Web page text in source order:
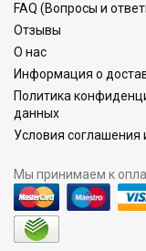
FAQ (Вопросы и
Отзывы
О нас
Информация о
Политика
данных
Условия соглашения
Мы принимаем к